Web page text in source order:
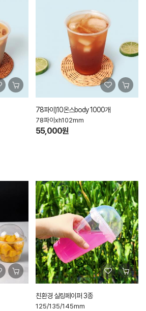
78파이)10온스body 1000개
78파이xh102mm
55,000원
친환경 실링페이퍼 3종
125/135/145mm